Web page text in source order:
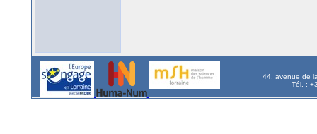
44, avenue de
Tél. :